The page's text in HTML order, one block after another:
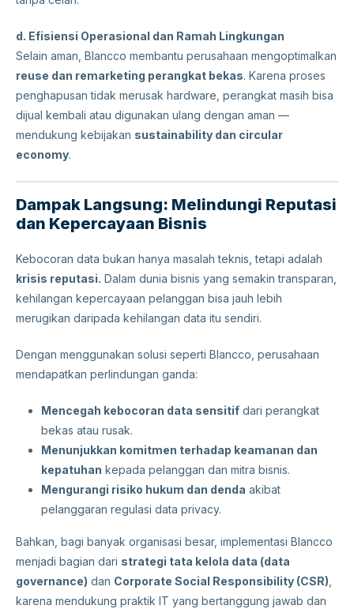
d. Efisiensi Operasional dan Ramah Lingkungan
Selain aman, Blancco membantu perusahaan mengoptimalkan
reuse dan remarketing perangkat bekas. Karena proses
penghapusan tidak merusak hardware, perangkat masih bisa
dijual kembali atau digunakan ulang dengan aman —
mendukung kebijakan sustainability dan circular
economy.
Dampak Langsung: Melindungi Reputasi
dan Kepercayaan Bisnis
Kebocoran data bukan hanya masalah teknis, tetapi adalah
krisis reputasi. Dalam dunia bisnis yang semakin transparan,
kehilangan kepercayaan pelanggan bisa jauh lebih
merugikan daripada kehilangan data itu sendiri.
Dengan menggunakan solusi seperti Blancco, perusahaan
mendapatkan perlindungan ganda:
Mencegah kebocoran data sensitif dari perangkat
bekas atau rusak.
Menunjukkan komitmen terhadap keamanan dan
kepatuhan kepada pelanggan dan mitra bisnis.
Mengurangi risiko hukum dan denda akibat
pelanggaran regulasi data privacy.
Bahkan, bagi banyak organisasi besar, implementasi Blancco
menjadi bagian dari strategi tata kelola data (data
governance) dan Corporate Social Responsibility (CSR)
karena mendukung praktik IT yang bertanggung jawab dan